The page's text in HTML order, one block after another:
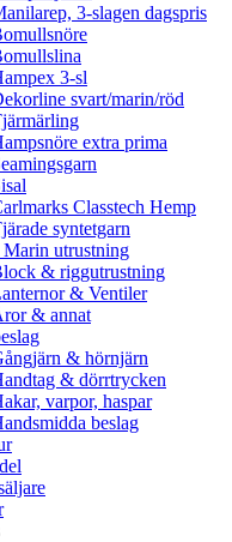
3-slagen dagspris
3-sl
svart/marin/röd
extra prima
Classtech Hemp
syntetgarn
utrustning
& riggutrustning
& Ventiler
& annat
& hörnjärn
& dörrtrycken
varpor, haspar
beslag